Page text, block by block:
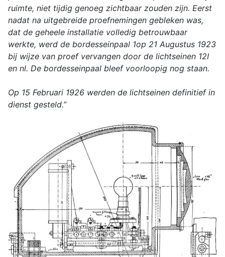
ruimte, niet tijdig genoeg zichtbaar zouden zijn. Eerst
nadat na uitgebreide proefnemingen gebleken was,
dat de geheele installatie volledig betrouwbaar
werkte, werd de bordesseinpaal 1op 21 Augustus 1923
bij wijze van proef vervangen door de lichtseinen 12I
en nl. De bordesseinpaal bleef voorloopig nog staan.
Op 15 Februari 1926 werden de lichtseinen definitief in
dienst gesteld.”